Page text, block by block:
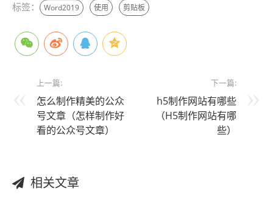
标签： Word2019 使用 剪贴板
上一篇:
怎么制作精美的公众
号文章（怎样制作好
看的公众号文章）
下一篇:
h5制作网站有哪些
（H5制作网站有哪
些）
相关文章